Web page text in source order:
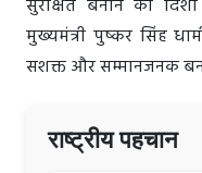
सुरक्षित बनाने की
मुख्यमंत्री पुष्कर सिंह
सशक्त और सम्मानजनक
राष्ट्रीय पहचान